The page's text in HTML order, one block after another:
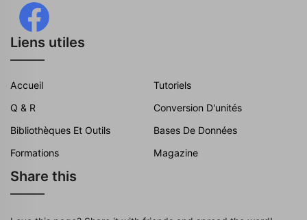
Liens utiles
Accueil
Tutoriels
Q & R
Conversion D'unités
Bibliothèques Et Outils
Bases De Données
Formations
Magazine
Share this